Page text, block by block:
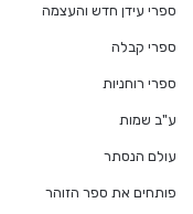
ספרי עידן חדש והעצמה
ספרי קבלה
ספרי רוחניות
ע"ב שמות
עולם הנסתר
פותחים את ספר הזוהר